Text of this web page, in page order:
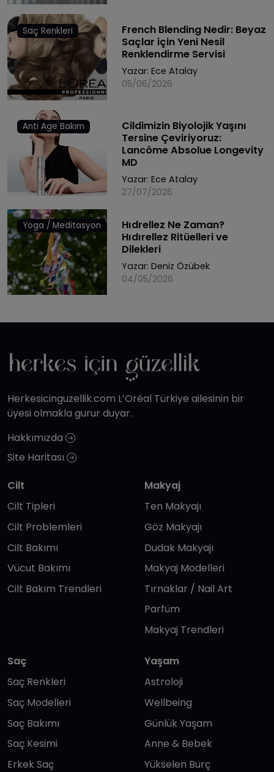
Saç Renkleri
French Blending Nedir: Beyaz
Saçlar için Yeni Nesil
Renklendirme Servisi
Yazar: Ece Atalay
05/06/2026
Anti Age Bakım
Cildimizin Biyolojik Yaşını
Tersine Çeviriyoruz:
Lancôme Absolue Longevity
MD
Yazar: Ece Atalay
27/07/2026
Yoga / Meditasyon
Hıdrellez Ne Zaman?
Hıdırellez Ritüelleri ve
Dilekleri
Yazar: Deniz Özübek
04/05/2026
Herkesicinguzellik.com L’Oréal Türkiye ailesinin bir
üyesi olmakla gurur duyar.
Hakkımızda
Site Haritası
Cilt
Cilt Tipleri
Cilt Problemleri
Cilt Bakımı
Vücut Bakımı
Cilt Bakım Trendleri
Makyaj
Ten Makyajı
Göz Makyajı
Dudak Makyajı
Makyaj Modelleri
Tırnaklar / Nail Art
Parfüm
Makyaj Trendleri
Saç
Saç Renkleri
Saç Modelleri
Saç Bakımı
Saç Kesimi
Erkek Saç
Yaşam
Astroloji
Wellbeing
Günlük Yaşam
Anne & Bebek
Yükselen Burç